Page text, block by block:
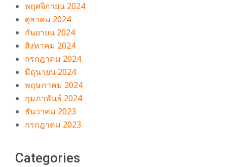
พฤศจิกายน 2024
ตุลาคม 2024
กันยายน 2024
สิงหาคม 2024
กรกฎาคม 2024
มิถุนายน 2024
พฤษภาคม 2024
กุมภาพันธ์ 2024
ธันวาคม 2023
กรกฎาคม 2023
Categories